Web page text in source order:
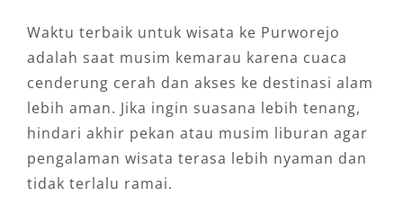
Waktu terbaik untuk wisata ke Purworejo
adalah saat musim kemarau karena cuaca
cenderung cerah dan akses ke destinasi alam
lebih aman. Jika ingin suasana lebih tenang,
hindari akhir pekan atau musim liburan agar
pengalaman wisata terasa lebih nyaman dan
tidak terlalu ramai.